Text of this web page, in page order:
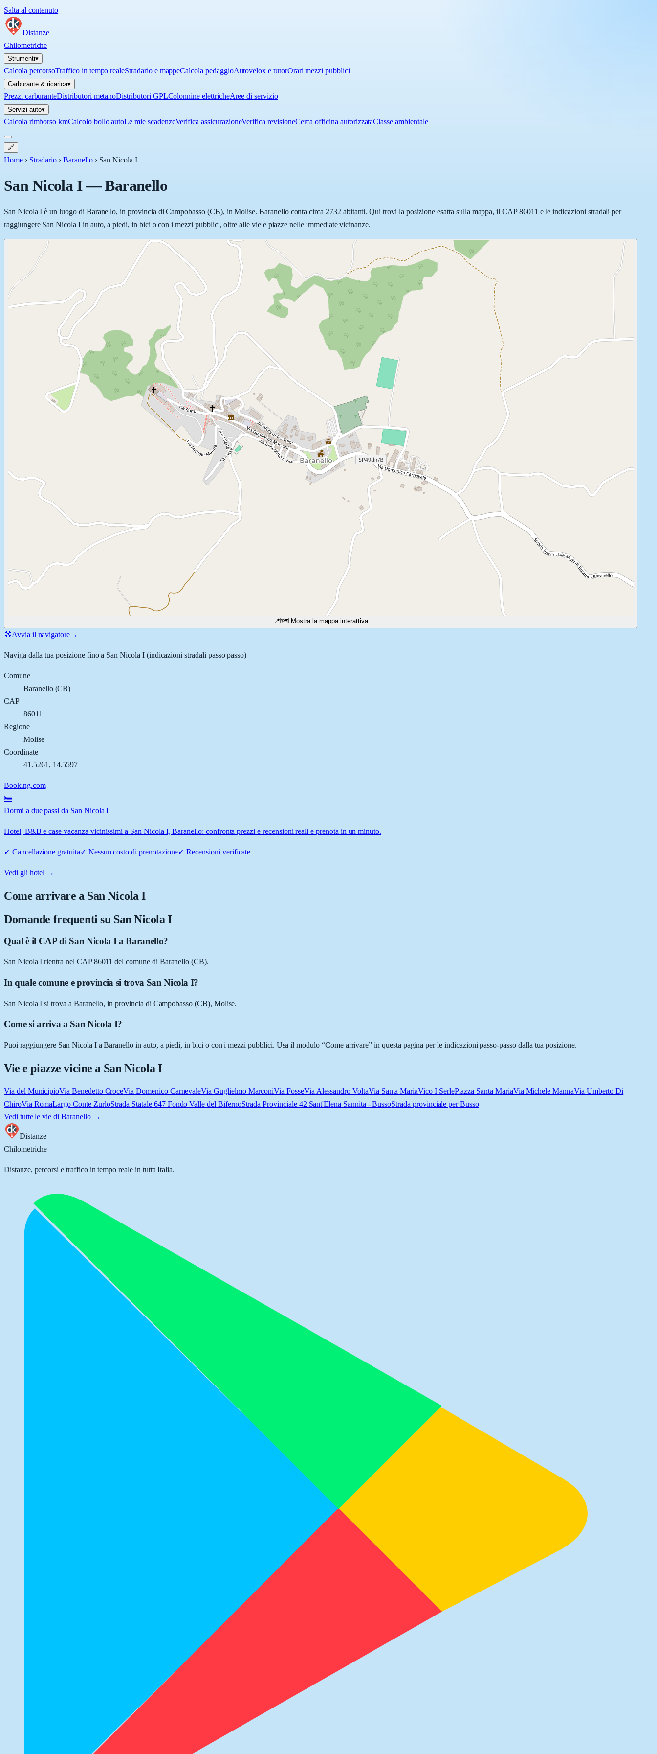
Salta al contenuto
Distanze
Chilometriche
Strumenti▾
Calcola percorsoTraffico in tempo realeStradario e mappeCalcola pedaggioAutovelox e tutorOrari mezzi pubblici
Carburante & ricarica▾
Prezzi carburanteDistributori metanoDistributori GPLColonnine elettricheAree di servizio
Servizi auto▾
Calcola rimborso kmCalcolo bollo autoLe mie scadenzeVerifica assicurazioneVerifica revisioneCerca officina autorizzataClasse ambientale
🔗
Home › Stradario › Baranello › San Nicola I
San Nicola I—Baranello
San Nicola I è un luogo di Baranello, in provincia di Campobasso (CB), in Molise. Baranello conta circa 2732 abitanti. Qui trovi la posizione esatta sulla mappa, il CAP 86011 e le indicazioni stradali per
raggiungere San Nicola I in auto, a piedi, in bici o con i mezzi pubblici, oltre alle vie e piazze nelle immediate vicinanze.
📍🗺️ Mostra la mappa interattiva
🧭Avvia il navigatore→
Naviga dalla tua posizione fino a San Nicola I(indicazioni stradali passo passo)
Comune
Baranello(CB)
CAP
86011
Regione
Molise
Coordinate
41.5261 , 14.5597
Booking.com
🛏️
Dormi a due passi da San Nicola I
Hotel, B&B e case vacanza vicinissimi a San Nicola I, Baranello: confronta prezzi e recensioni reali e prenota in un minuto.
✓ Cancellazione gratuita✓ Nessun costo di prenotazione✓Recensioni verificate
Vedi gli hotel →
Come arrivare a San Nicola I
Domande frequenti su San Nicola I
Qual è il CAP di San Nicola I a Baranello?
San Nicola I rientra nel CAP 86011 del comune di Baranello (CB).
In quale comune e provincia si trova San Nicola I?
San Nicola I si trova a Baranello, in provincia di Campobasso (CB), Molise.
Come si arriva a San Nicola I?
Puoi raggiungere San Nicola I a Baranello in auto, a piedi, in bici o con i mezzi pubblici. Usa il modulo “Come arrivare” in questa pagina per le indicazioni passo-passo dalla tua posizione.
Vie e piazze vicine a San Nicola I
Via del MunicipioVia Benedetto CroceVia Domenico CarnevaleVia Guglielmo MarconiVia FosseVia Alessandro VoltaVia Santa MariaVico I SerlePiazza Santa MariaVia Michele MannaVia Umberto Di
ChiroVia RomaLargo Conte ZurloStrada Statale 647 Fondo Valle del BifernoStrada Provinciale 42 Sant'Elena Sannita - BussoStrada provinciale per Busso
Vedi tutte le vie di Baranello→
Distanze
Chilometriche
Distanze, percorsi e traffico in tempo reale in tutta Italia.